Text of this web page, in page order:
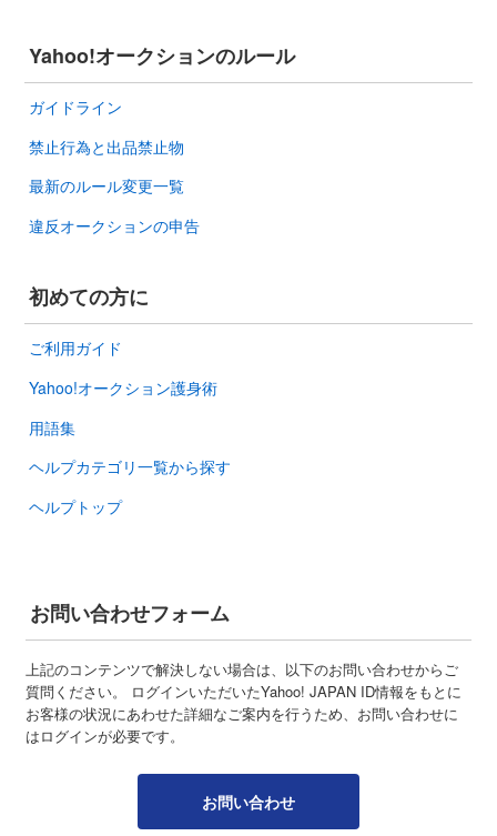
Yahoo!オークションのルール
ガイドライン
禁止行為と出品禁止物
最新のルール変更一覧
違反オークションの申告
初めての方に
ご利用ガイド
Yahoo!オークション護身術
用語集
ヘルプカテゴリ一覧から探す
ヘルプトップ
お問い合わせフォーム
上記のコンテンツで解決しない場合は、以下のお問い合わせからご
質問ください。 ログインいただいたYahoo! JAPAN ID情報をもとに
お客様の状況にあわせた詳細なご案内を行うため、お問い合わせに
はログインが必要です。
お問い合わせ